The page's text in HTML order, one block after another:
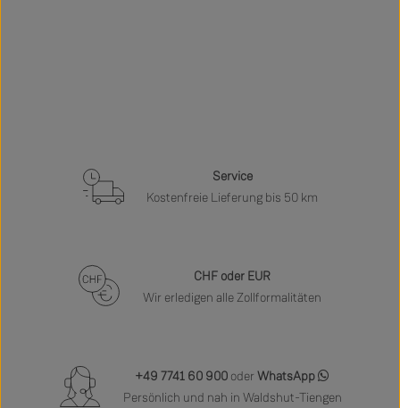
Service
Kostenfreie Lieferung bis 50 km
CHF oder EUR
Wir erledigen alle Zollformalitäten
+49 7741 60 900 oder WhatsApp
Persönlich und nah in Waldshut-Tiengen